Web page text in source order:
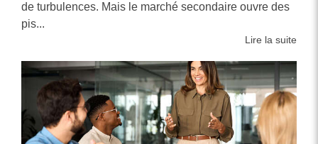
de turbulences. Mais le marché secondaire ouvre des
pis...
Lire la suite